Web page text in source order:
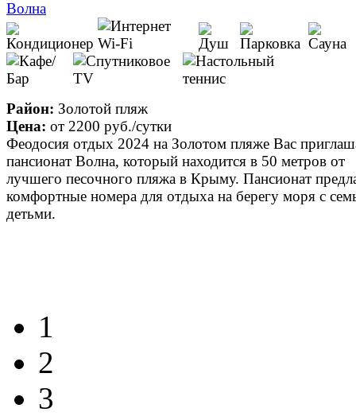
Район: Золотой пляж
Цена: от 2200 руб./сутки
Феодосия отдых 2024 на Золотом пляже Вас
пансионат Волна, который находится в 50 метров от
лучшего песочного пляжа в Крыму. Пансионат
комфортные номера для отдыха на берегу моря с
детьми.
1
2
3